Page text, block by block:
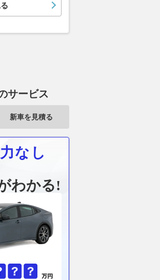
「XL7」改良モデル発売 マイ
サービス
新車を見積る
なし
わかる!